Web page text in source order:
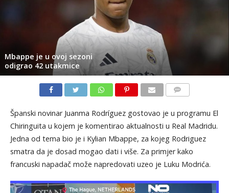
Mbappe je u ovoj sezoni
odigrao 42 utakmice
Španski novinar Juanma Rodríguez gostovao je u programu El
Chiringuita u kojem je komentirao aktualnosti u Real Madridu.
Jedna od tema bio je i Kylian Mbappe, za kojeg Rodriguez
smatra da je dosad mogao dati i više. Za primjer kako
francuski napadač može napredovati uzeo je Luku Modrića.